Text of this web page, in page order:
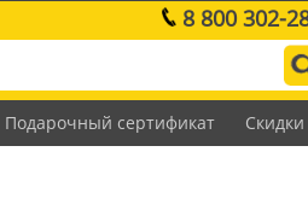
8 800 302-
Подарочный сертификат Скидки